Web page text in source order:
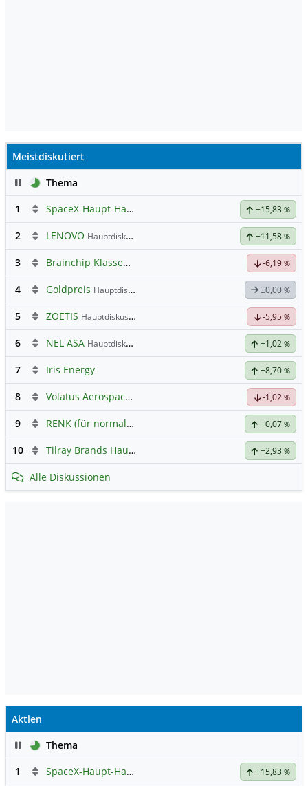
Meistdiskutiert
PauseThema
1
SpaceX-Haupt-Hauptforum +15,83 %
2 LENOVO Hauptdiskussion +11,58 %
3 Brainchip Klassengruppe -6,19 %
4 Goldpreis Hauptdiskussion ±0,00 %
5 ZOETIS Hauptdiskussion -5,95 %
6 NEL ASA Hauptdiskussion +1,02 %
7 Iris Energy +8,70 %
8 Volatus Aerospace (Offener Austausch) -1,02 %
9 RENK (für normale, sachliche Kommunikation!) +0,07 %
10 Tilray Brands Hauptforum +2,93 %
Alle Diskussionen
Aktien
PauseThema
1
SpaceX-Haupt-Hauptforum +15,83 %